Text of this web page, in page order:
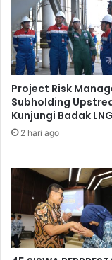
menjalani program
sebagai mitra kerja
mitra kerja, Syarif
program
akhirnya lolos
Trainee hingga
setelah 9 bulan
Project Risk
Subholding
Kunjungi Badak LNG
2 hari ago